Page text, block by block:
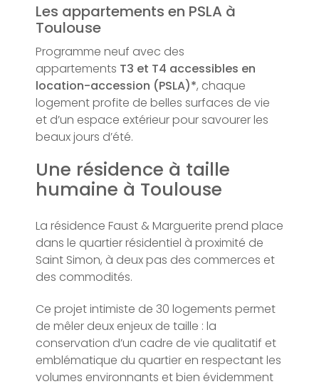
Les appartements en PSLA à
Toulouse
Programme neuf avec des
appartements T3 et T4 accessibles en
location-accession (PSLA)*, chaque
logement profite de belles surfaces de vie
et d’un espace extérieur pour savourer les
beaux jours d’été.
Une résidence à taille
humaine à Toulouse
La résidence Faust & Marguerite prend place
dans le quartier résidentiel à proximité de
Saint Simon, à deux pas des commerces et
des commodités.
Ce projet intimiste de 30 logements permet
de mêler deux enjeux de taille : la
conservation d’un cadre de vie qualitatif et
emblématique du quartier en respectant les
volumes environnants et bien évidemment